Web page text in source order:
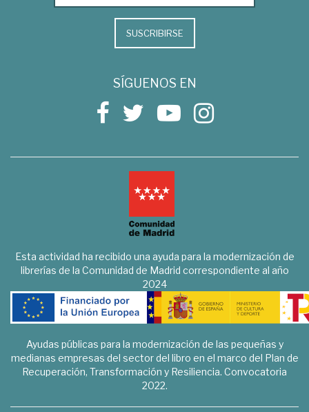
SUSCRIBIRSE
SÍGUENOS EN
Esta actividad ha recibido una ayuda para la modernización de
librerías de la Comunidad de Madrid correspondiente al año
2024
Ayudas públicas para la modernización de las pequeñas y
medianas empresas del sector del libro en el marco del Plan de
Recuperación, Transformación y Resiliencia. Convocatoria
2022.